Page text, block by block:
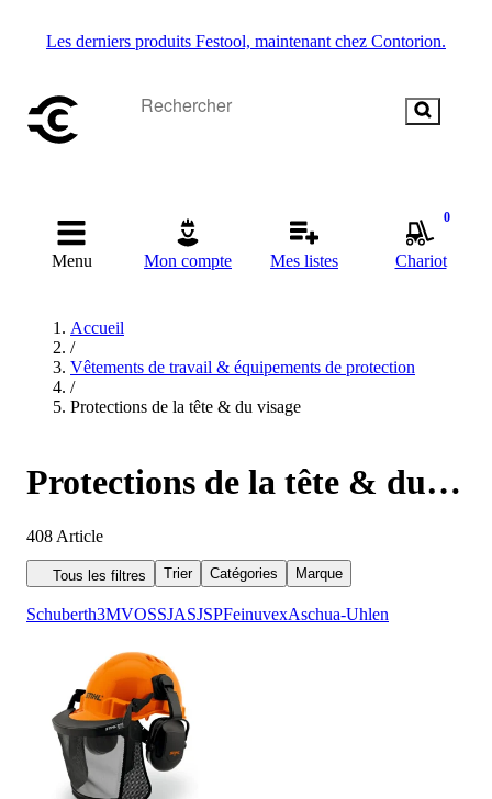
Les derniers produits Festool, maintenant chez Contorion.
Menu Mon compte Mes listes
0
Chariot
Accueil
/
Vêtements de travail & équipements de protection
/
Protections de la tête & du visage
Protections de la tête & du
visage
408 Article
Tous les filtres Trier Catégories Marque
Schuberth3MVOSSJASJSPFeinuvexAschua-Uhlen